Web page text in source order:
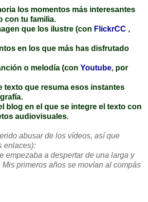
los momentos más interesantes
con tu familia.
que los ilustre (con FlickrCC ,
en los que más has disfrutado
o melodía (con Youtube, por
texto que resuma esos instantes
blog en el que se integre el texto con
audiovisuales.
abusar de los vídeos, así que
enlaces):
empezaba a despertar de una larga y
primeros años se movían al compás